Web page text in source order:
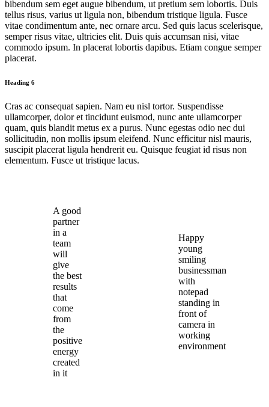
bibendum sem eget augue bibendum, ut pretium sem lobortis. Duis
tellus risus, varius ut ligula non, bibendum tristique ligula. Fusce
vitae condimentum ante, nec ornare arcu. Sed quis lacus scelerisque,
semper risus vitae, ultricies elit. Duis quis accumsan nisi, vitae
commodo ipsum. In placerat lobortis dapibus. Etiam congue semper
placerat.
Heading 6
Cras ac consequat sapien. Nam eu nisl tortor. Suspendisse
ullamcorper, dolor et tincidunt euismod, nunc ante ullamcorper
quam, quis blandit metus ex a purus. Nunc egestas odio nec dui
sollicitudin, non mollis ipsum eleifend. Nunc efficitur nisl mauris,
suscipit placerat ligula hendrerit eu. Quisque feugiat id risus non
elementum. Fusce ut tristique lacus.
A good
partner
in a
team
will
give
the best
results
that
come
from
the
positive
energy
created
in it
Happy
young
smiling
businessman
with
notepad
standing in
front of
camera in
working
environment